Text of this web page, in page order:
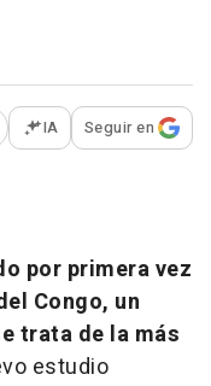
opciones para
IA Seguir en
por primera vez
Congo, un
trata de la más
estudio